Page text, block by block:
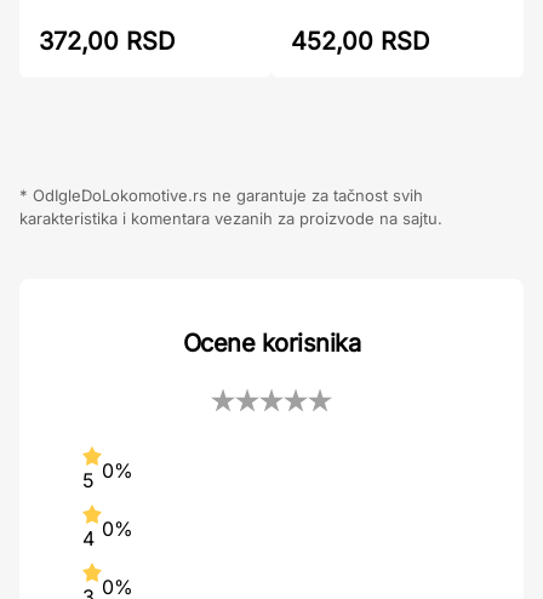
372,00 RSD 452,00 RSD
* OdIgleDoLokomotive.rs ne garantuje za tačnost svih
karakteristika i komentara vezanih za proizvode na sajtu.
Ocene korisnika
5 0%
4 0%
0%